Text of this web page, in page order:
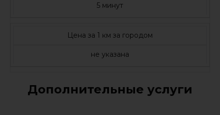
5 минут
Цена за 1 км за городом
не указана
Дополнительные услуги